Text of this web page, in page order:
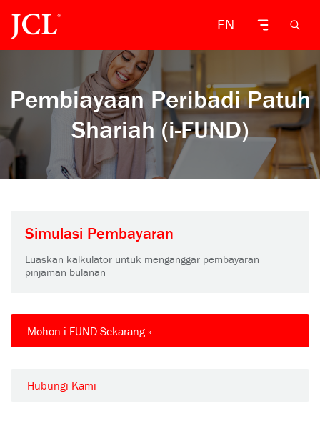
EN
Pembiayaan Peribadi Patuh
Shariah (i-FUND)
Simulasi Pembayaran
Luaskan kalkulator untuk menganggar pembayaran
pinjaman bulanan
Mohon i-FUND Sekarang »
Hubungi Kami